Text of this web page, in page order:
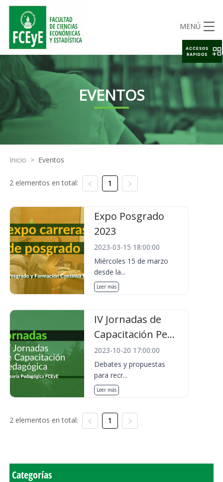
MENÚ
EVENTOS
Inicio > Eventos
2 elementos en total: 1
Expo Posgrado
2023
2023-03-15 18:00:00
Miércoles 15 de marzo
desde la...
Leer más
IV Jornadas de
Capacitación Pe...
2023-10-20 17:00:00
Debates y propuestas
para recr...
Leer más
2 elementos en total: 1
Categorías
ACCESOS
RAPIDOS